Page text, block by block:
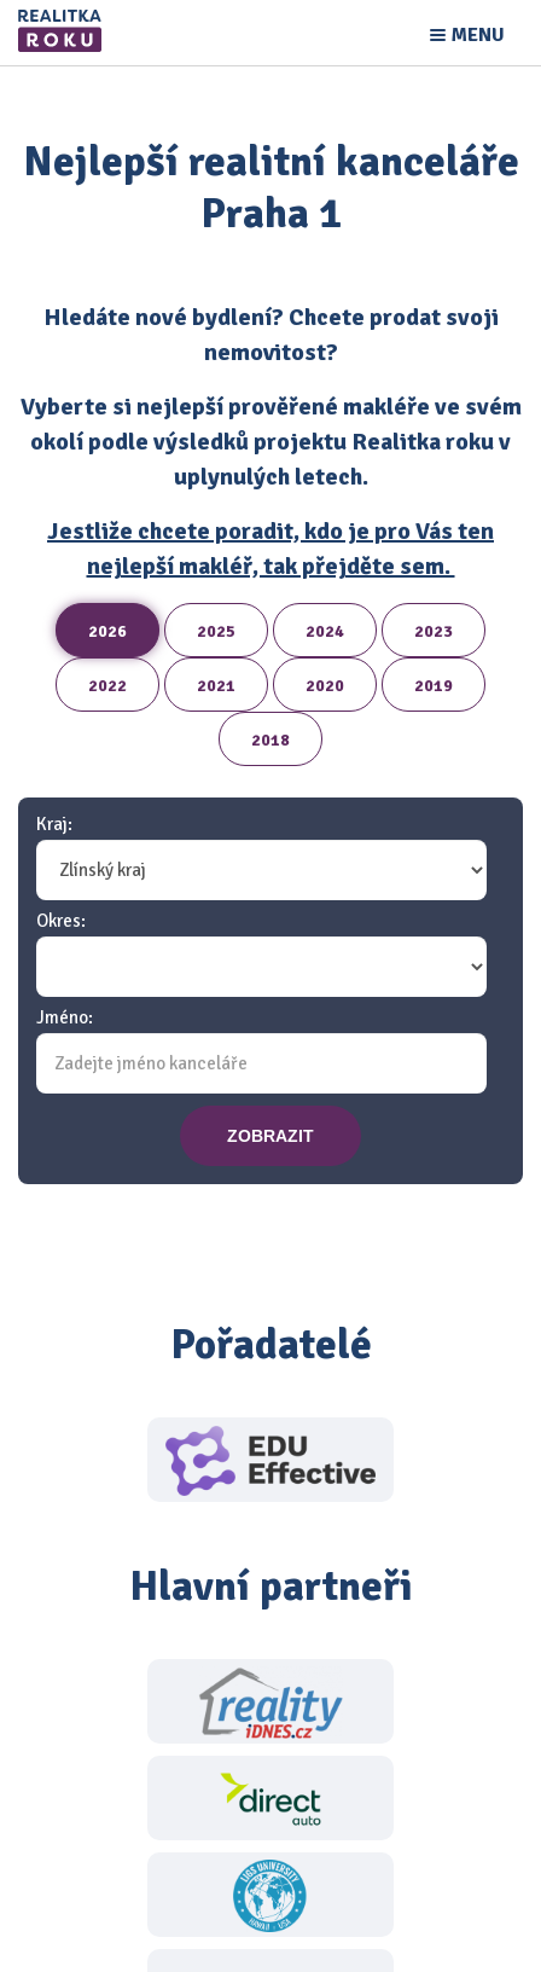
MENU
Nejlepší realitní kanceláře
Praha 1
Hledáte nové bydlení? Chcete prodat svoji
nemovitost?
Vyberte si nejlepší prověřené makléře ve svém
okolí podle výsledků projektu Realitka roku v
uplynulých letech.
Jestliže chcete poradit, kdo je pro Vás ten
nejlepší makléř, tak přejděte sem.
2026 2025 2024 2023
2022 2021 2020 2019
2018
Kraj:
Okres:
Jméno:
ZOBRAZIT
Pořadatelé
Hlavní partneři